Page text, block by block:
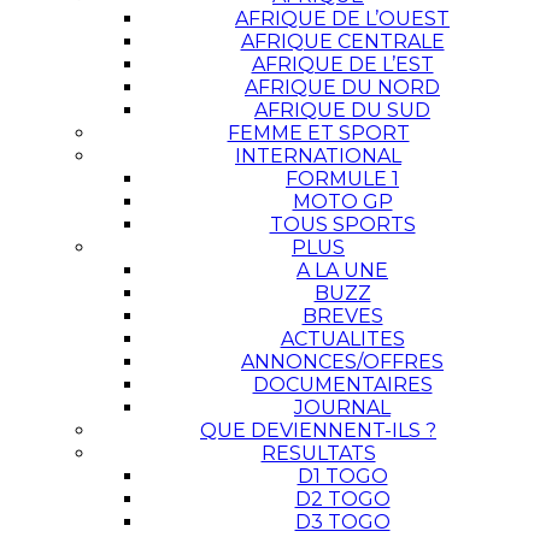
AFRIQUE DE L’OUEST
AFRIQUE CENTRALE
AFRIQUE DE L’EST
AFRIQUE DU NORD
AFRIQUE DU SUD
FEMME ET SPORT
INTERNATIONAL
FORMULE 1
MOTO GP
TOUS SPORTS
PLUS
A LA UNE
BUZZ
BREVES
ACTUALITES
ANNONCES/OFFRES
DOCUMENTAIRES
JOURNAL
QUE DEVIENNENT-ILS ?
RESULTATS
D1 TOGO
D2 TOGO
D3 TOGO